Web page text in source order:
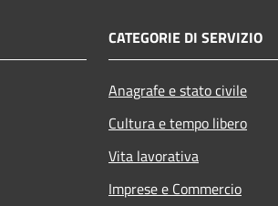
CATEGORIE DI SERVIZIO
Anagrafe e stato civile
Cultura e tempo libero
Vita lavorativa
Imprese e Commercio